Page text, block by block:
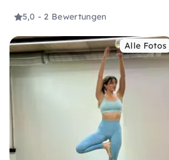
5,0 - 2 Bewertungen
Alle Fotos